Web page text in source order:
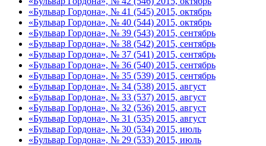
«Бульвар Гордона», № 41 (545) 2015, октябрь
«Бульвар Гордона», № 40 (544) 2015, октябрь
«Бульвар Гордона», № 39 (543) 2015, сентябрь
«Бульвар Гордона», № 38 (542) 2015, сентябрь
«Бульвар Гордона», № 37 (541) 2015, сентябрь
«Бульвар Гордона», № 36 (540) 2015, сентябрь
«Бульвар Гордона», № 35 (539) 2015, сентябрь
«Бульвар Гордона», № 34 (538) 2015, август
«Бульвар Гордона», № 33 (537) 2015, август
«Бульвар Гордона», № 32 (536) 2015, август
«Бульвар Гордона», № 31 (535) 2015, август
«Бульвар Гордона», № 30 (534) 2015, июль
«Бульвар Гордона», № 29 (533) 2015, июль